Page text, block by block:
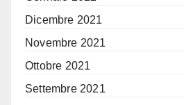
Dicembre 2021
Novembre 2021
Ottobre 2021
Settembre 2021